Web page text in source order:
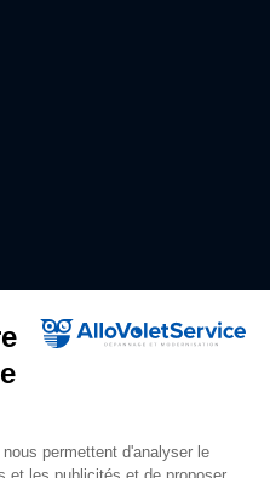
!
permettent d'analyser le
et les publicités et de proposer